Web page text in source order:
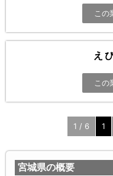
この
え
この
1 / 6 1
宮城県の概要